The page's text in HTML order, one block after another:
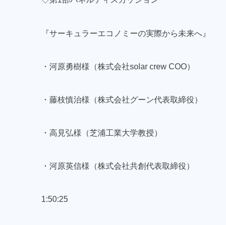
『サーキュラーエコノミーの実際から未来へ』
・河原勇樹様（株式会社solar crew COO）
・藤枝慎治様（株式会社グーン代表取締役）
・高見弘様（芝浦工業大学教授）
・河原英信様（株式会社共創代表取締役）
1:50:25